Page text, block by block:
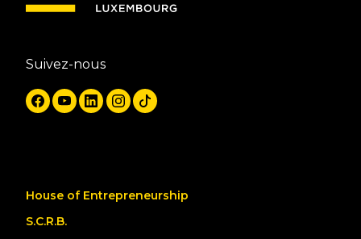
Suivez-nous
House of Entrepreneurship
S.C.R.B.